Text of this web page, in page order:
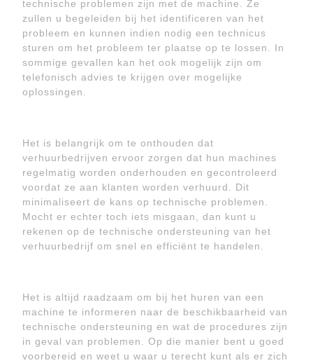
technische problemen zijn met de machine. Ze
zullen u begeleiden bij het identificeren van het
probleem en kunnen indien nodig een technicus
sturen om het probleem ter plaatse op te lossen. In
sommige gevallen kan het ook mogelijk zijn om
telefonisch advies te krijgen over mogelijke
oplossingen.
Het is belangrijk om te onthouden dat
verhuurbedrijven ervoor zorgen dat hun machines
regelmatig worden onderhouden en gecontroleerd
voordat ze aan klanten worden verhuurd. Dit
minimaliseert de kans op technische problemen.
Mocht er echter toch iets misgaan, dan kunt u
rekenen op de technische ondersteuning van het
verhuurbedrijf om snel en efficiënt te handelen.
Het is altijd raadzaam om bij het huren van een
machine te informeren naar de beschikbaarheid van
technische ondersteuning en wat de procedures zijn
in geval van problemen. Op die manier bent u goed
voorbereid en weet u waar u terecht kunt als er zich